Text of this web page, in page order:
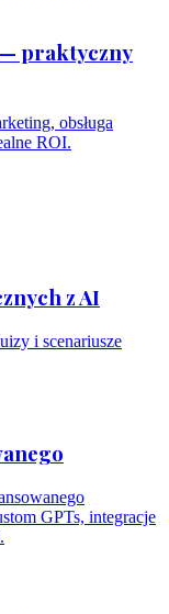
— praktyczny
obsługa
ROI.
z AI
i scenariusze
GPTs, integracje